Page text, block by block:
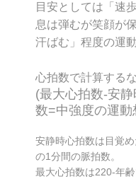
目安としては「速
息は弾むが笑顔が
汗ばむ」程度の運
心拍数で計算する
(最大心拍数-安
数=中強度の運動
安静時心拍数は目覚
の1分間の脈拍数。
最大心拍数は220-年齢